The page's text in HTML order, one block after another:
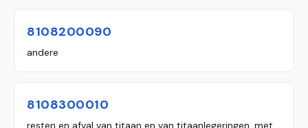
8108200090
andere
8108300010
resten en afval van titaan en van titaanlegeringen, met